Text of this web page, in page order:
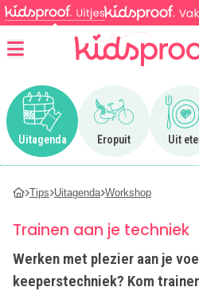
Uitagenda
Ga naar Uitagenda
Eropuit
Ga naar
Uit
Tips Uitagenda Workshop
Trainen aan je techniek
Werken met plezier aan je
keeperstechniek? Kom